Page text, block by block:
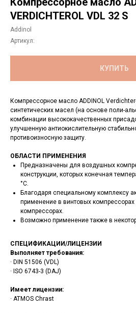
VERDICHTEROL VDL 32 S
Addinol
Артикул:
КУПИТЬ
Компрессорное масло ADDINOL
синтетических масел (на основе поли-
комбинации высококачественных
улучшенную антиокислительную
противоизносную защиту.
ОБЛАСТИ ПРИМЕНЕНИЯ
Предназначены для воздушных
конструкции, которых конечная
°C.
Благодаря специальному комплексу
применение в винтовых
компрессорах.
Возможно применение также в
СПЕЦИФИКАЦИИ/ЛИЦЕНЗИИ
Выполняет требования:
· DIN 51506 (VDL)
· ISO 6743-3 (DAJ)
Имеет лицензии:
· ATMOS Chrast